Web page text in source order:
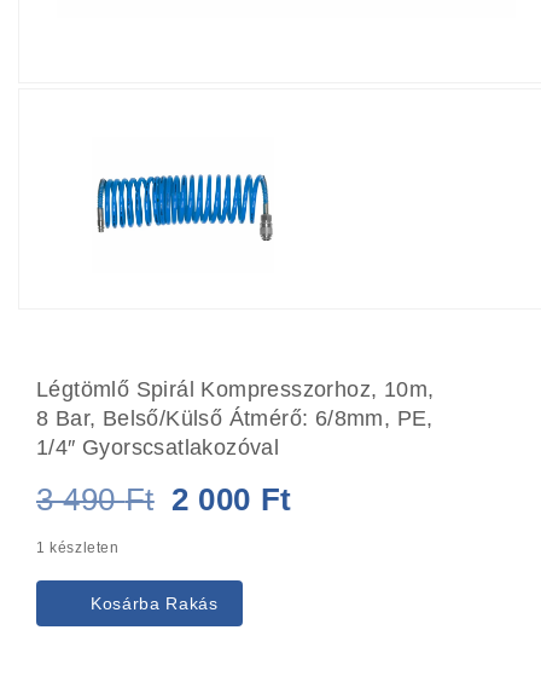
Légtömlő Spirál Kompresszorhoz, 10m,
8 Bar, Belső/külső Átmérő: 6/8mm, PE,
1/4″ Gyorscsatlakozóval
3 490Ft Original
was:
3
2 000 Ft
1 készleten
Kosárba Rakás